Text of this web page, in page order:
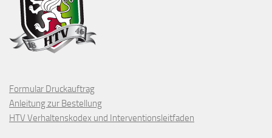
Formular Druckauftrag
Anleitung zur Bestellung
HTV Verhaltenskodex und Interventionsleitfaden